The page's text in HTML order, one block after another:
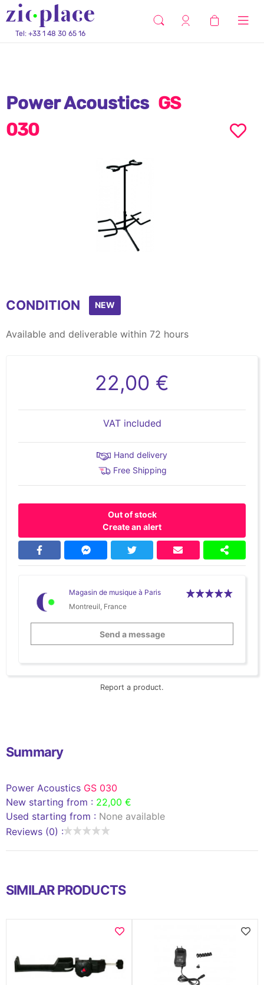
Tel: +33 1 48 30 65 16
Power Acoustics GS
030
CONDITION NEW
Available and deliverable within 72 hours
22,00 €
VAT included
Hand delivery
Free Shipping
Out of stock
Create an alert
Magasin de musique à Paris
Montreuil, France
Send a message
Report a product.
Summary
Power Acoustics GS 030
New starting from : 22,00 €
Used starting from : None available
Reviews (0) :
SIMILAR PRODUCTS